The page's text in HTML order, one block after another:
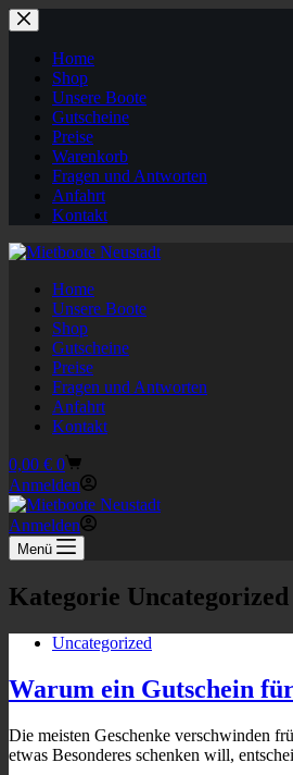
Zum
Inhalt
springenHome
Shop
Unsere Boote
Gutscheine
Preise
Warenkorb
Fragen und Antworten
Anfahrt
Kontakt
Home
Unsere Boote
Shop
Gutscheine
Preise
Fragen und Antworten
Anfahrt
Kontakt
Warenkorb
0,00 € 0
Anmelden
Anmelden
Menü
Kategorie Uncategorized
Uncategorized
Warum ein Gutschein
Die meisten Geschenke verschwinden
etwas Besonderes schenken will,